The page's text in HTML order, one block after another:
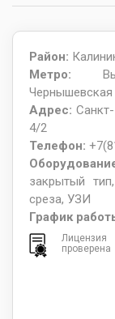
Район:
Метро:
Чернышевская
Адрес:
4/2
Телефон:
закрытый
среза, УЗИ
График
Лицензия
проверена